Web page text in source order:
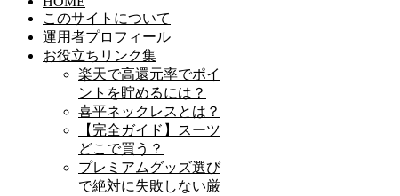
このサイトについて
運用者プロフィール
お役立ちリンク集
楽天で高還元率でポイ
ントを貯めるには？
喜平ネックレスとは？
【完全ガイド】スーツ
どこで買う？
プレミアムグッズ選び
で絶対に失敗しない厳